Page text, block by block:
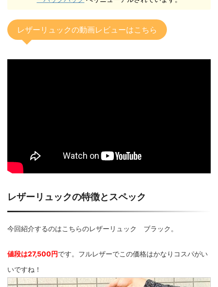
レザーリュックの動画レビューはこちら
レザーリュックの特徴とスペック
今回紹介するのはこちらのレザーリュック ブラック。
値段は27,500円です。フルレザーでこの価格はかなりコスパがい
いですね！